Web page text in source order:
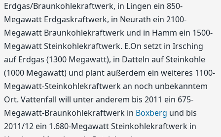
Erdgas/Braunkohlekraftwerk, in Lingen ein 850-
Megawatt Erdgaskraftwerk, in Neurath ein 2100-
Megawatt Braunkohlekraftwerk und in Hamm ein 1500-
Megawatt Steinkohlekraftwerk. E.On setzt in Irsching
auf Erdgas (1300 Megawatt), in Datteln auf Steinkohle
(1000 Megawatt) und plant außerdem ein weiteres 1100-
Megawatt-Steinkohlekraftwerk an noch unbekanntem
Ort. Vattenfall will unter anderem bis 2011 ein 675-
Megawatt-Braunkohlekraftwerk in Boxberg und bis
2011/12 ein 1.680-Megawatt Steinkohlekraftwerk in